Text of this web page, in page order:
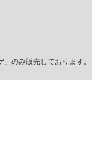
のみ販売しております。